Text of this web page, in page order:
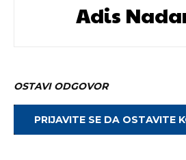
Adis
OSTAVI ODGOVOR
PRIJAVITE SE DA OSTAVITE